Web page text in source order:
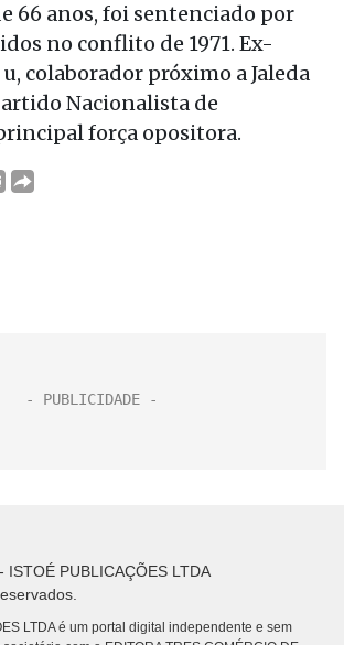
66 anos, foi sentenciado por
no conflito de 1971. Ex-
colaborador próximo a Jaleda
Nacionalista de
força opositora.
PUBLICAÇÕES LTDA
LTDA é um portal digital independente e sem